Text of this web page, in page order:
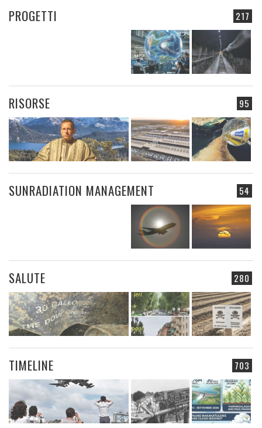
217
PROGETTI
95
RISORSE
54
SUNRADIATION MANAGEMENT
280
SALUTE
703
TIMELINE